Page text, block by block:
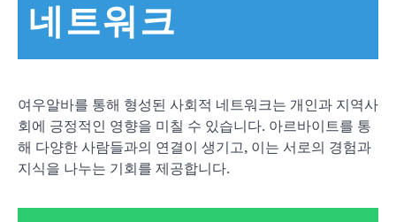
네트워크
여우알바를 통해 형성된 사회적 네트워크는 개인과 지역사
회에 긍정적인 영향을 미칠 수 있습니다. 아르바이트를 통
해 다양한 사람들과의 연결이 생기고, 이는 서로의 경험과
지식을 나누는 기회를 제공합니다.